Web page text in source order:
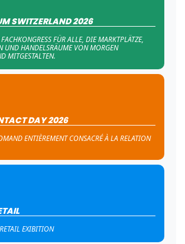
SWITZERLAND 2026
FÜR ALLE, DIE MARKTPLÄTZE,
UND HANDELSRÄUME VON MORGEN
MITGESTALTEN.
DAY 2026
ENTIÈREMENT CONSACRÉ À LA RELATION
EXIBITION